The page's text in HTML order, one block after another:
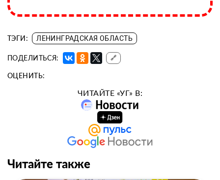
ТЭГИ: ЛЕНИНГРАДСКАЯ ОБЛАСТЬ
ПОДЕЛИТЬСЯ: 🔗
ОЦЕНИТЬ:
ЧИТАЙТЕ «УГ» В:
Читайте также